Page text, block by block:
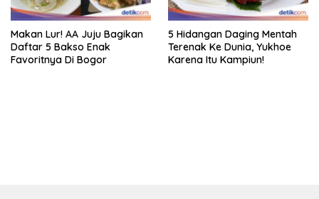
Makan Lur! AA Juju Bagikan
Daftar 5 Bakso Enak
Favoritnya Di Bogor
5 Hidangan Daging Mentah
Terenak Ke Dunia, Yukhoe
Karena Itu Kampiun!